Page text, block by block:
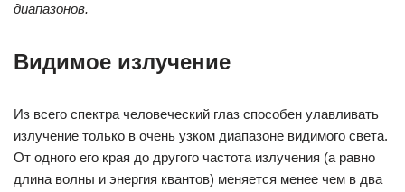
диапазонов.
Видимое излучение
Из всего спектра человеческий глаз способен улавливать
излучение только в очень узком диапазоне видимого света.
От одного его края до другого частота излучения (а равно
длина волны и энергия квантов) меняется менее чем в два